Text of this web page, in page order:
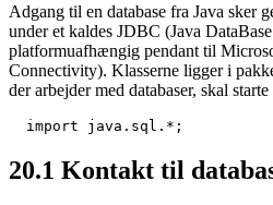
Adgang til en database fra Java sker
under et kaldes JDBC (Java
platformuafhængig pendant til
Connectivity). Klasserne ligger i
der arbejder med databaser, skal starte
  import java.sql.*;
20.1 Kontakt til